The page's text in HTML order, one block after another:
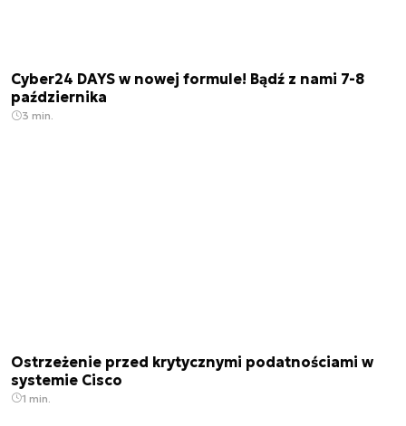
Cyber24 DAYS w nowej formule! Bądź z nami 7-8
października
3 min.
Ostrzeżenie przed krytycznymi podatnościami w
systemie Cisco
1 min.